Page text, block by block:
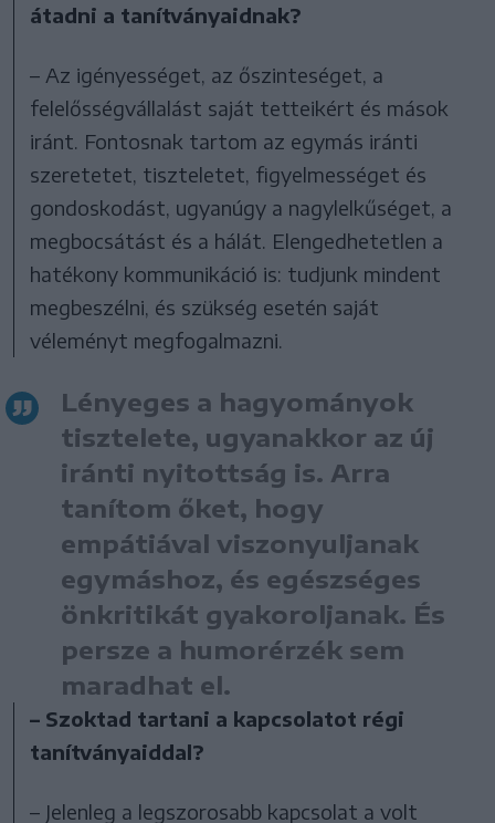
átadni a tanítványaidnak?
– Az igényességet, az őszinteséget, a
felelősségvállalást saját tetteikért és mások
iránt. Fontosnak tartom az egymás iránti
szeretetet, tiszteletet, figyelmességet és
gondoskodást, ugyanúgy a nagylelkűséget, a
megbocsátást és a hálát. Elengedhetetlen a
hatékony kommunikáció is: tudjunk mindent
megbeszélni, és szükség esetén saját
véleményt megfogalmazni.
Lényeges a hagyományok
tisztelete, ugyanakkor az új
iránti nyitottság is. Arra
tanítom őket, hogy
empátiával viszonyuljanak
egymáshoz, és egészséges
önkritikát gyakoroljanak. És
persze a humorérzék sem
maradhat el.
– Szoktad tartani a kapcsolatot régi
tanítványaiddal?
– Jelenleg a legszorosabb kapcsolat a volt